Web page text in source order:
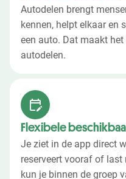
Autodelen brengt
kennen, helpt elkaar en
een auto. Dat maakt
autodelen.
Flexibele
Je ziet in de app direct
reserveert vooraf of last
kun je binnen de groep